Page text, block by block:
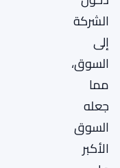
الشركة
إلى
السوق،
مما
جعله
السوق
الأكبر